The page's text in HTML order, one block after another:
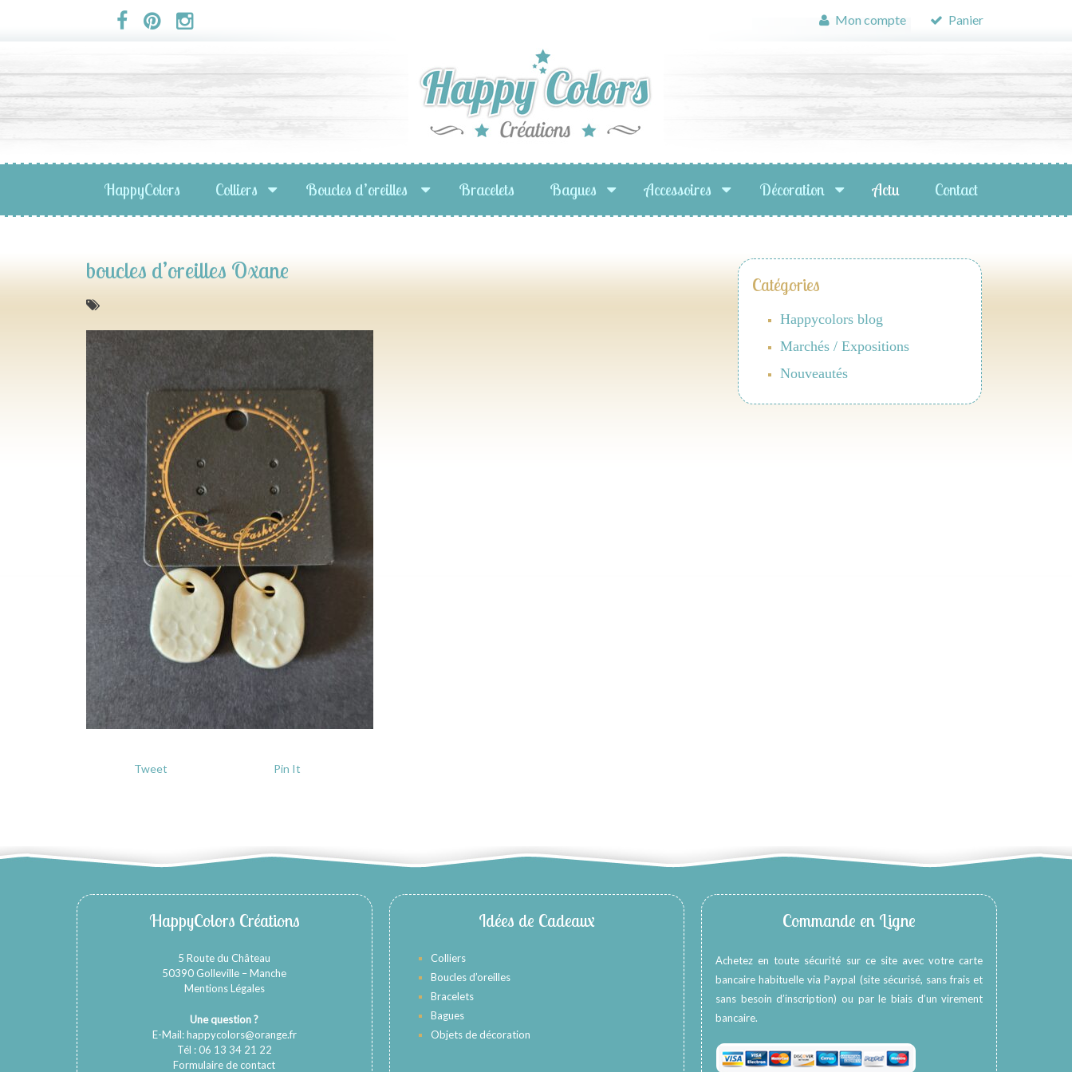
Mon compte Panier
HappyColors Colliers Boucles d’oreilles Bracelets Bagues Accessoires Décoration Actu Contact
boucles d’oreilles Oxane
Tweet Pin It
Catégories
Happycolors blog
Marchés / Expositions
Nouveautés
HappyColors Créations
5 Route du Château
50390 Golleville – Manche
Mentions Légales
Une question ?
E-Mail:happycolors@orange.fr
Tél : 06 13 34 21 22
Formulaire de contact
Idées de Cadeaux
Colliers
Boucles d’oreilles
Bracelets
Bagues
Objets de décoration
Commande en Ligne
Achetez en toute sécurité sur ce site avec votre carte
bancaire habituelle via Paypal (site sécurisé, sans frais et
sans besoin d’inscription) ou par le biais d’un virement
bancaire.
Panneau de gestion des cookies